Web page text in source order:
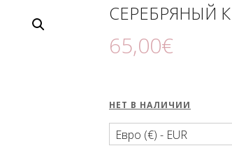
ДЛЯ
СЕРЕБРЯНЫЙ
65,00€
НЕТ В НАЛИЧИИ
Евро (€) - EUR